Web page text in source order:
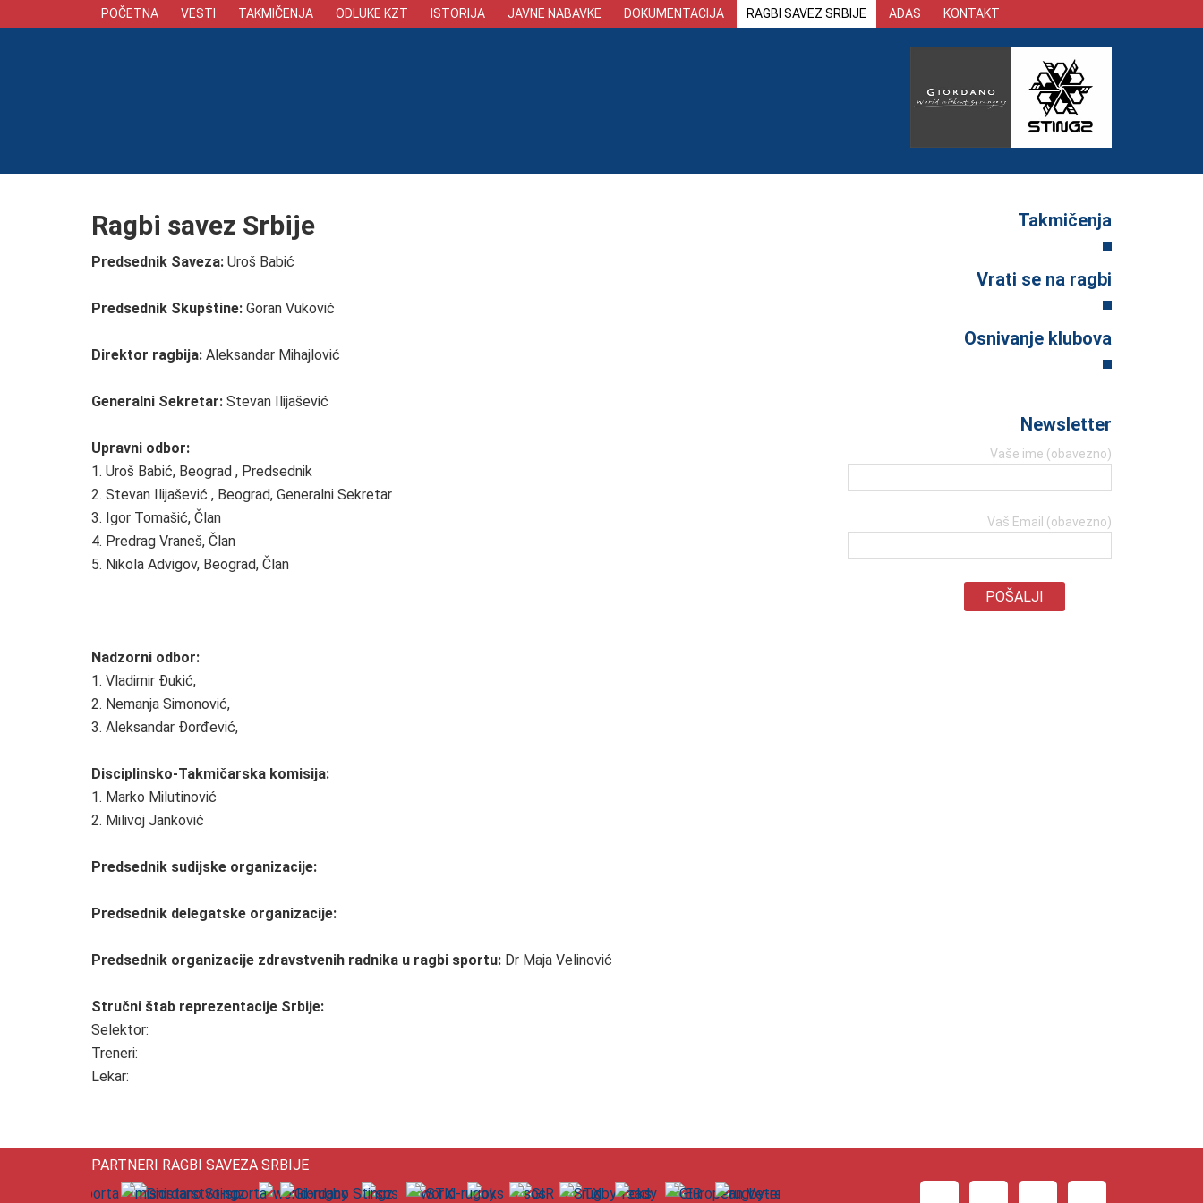
POČETNA VESTI TAKMIČENJA ODLUKE KZT ISTORIJA JAVNE NABAVKE DOKUMENTACIJA RAGBI SAVEZ SRBIJE ADAS KONTAKT
Ragbi savez Srbije
Predsednik Saveza: Uroš Babić
Predsednik Skupštine: Goran Vuković
Direktor ragbija: Aleksandar Mihajlović
Generalni Sekretar: Stevan Ilijašević
Upravni odbor:
1. Uroš Babić, Beograd , Predsednik
2. Stevan Ilijašević , Beograd, Generalni Sekretar
3. Igor Tomašić, Član
4. Predrag Vraneš, Član
5. Nikola Advigov, Beograd, Član
Nadzorni odbor:
1. Vladimir Đukić,
2. Nemanja Simonović,
3. Aleksandar Đorđević,
Disciplinsko-Takmičarska komisija:
1. Marko Milutinović
2. Milivoj Janković
Predsednik sudijske organizacije:
Predsednik delegatske organizacije:
Predsednik organizacije zdravstvenih radnika u ragbi sportu: Dr Maja Velinović
Stručni štab reprezentacije Srbije:
Selektor:
Treneri:
Lekar:
Takmičenja
Vrati se na ragbi
Osnivanje klubova
Newsletter
Vaše ime (obavezno)
Vaš Email (obavezno)
PARTNERI RAGBI SAVEZA SRBIJE